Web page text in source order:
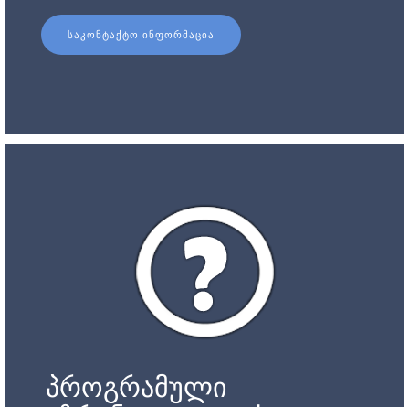
ᲡᲐᲙᲝᲜᲢᲐᲥᲢᲝ ᲘᲜᲤᲝᲠᲛᲐᲪᲘᲐ
პროგრამული